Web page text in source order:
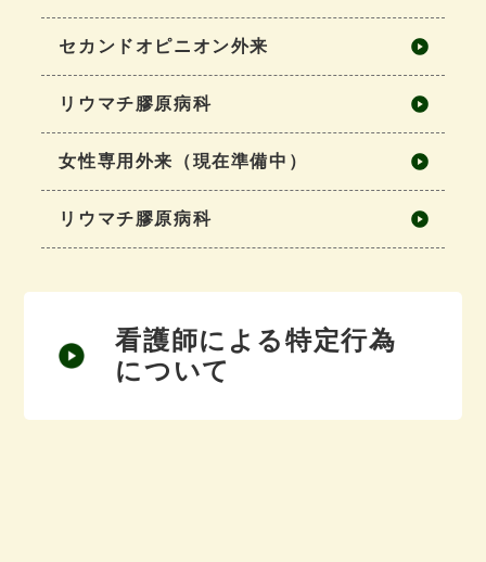
セカンドオピニオン外来
リウマチ膠原病科
女性専用外来（現在準備中）
リウマチ膠原病科
看護師による特定行為
について